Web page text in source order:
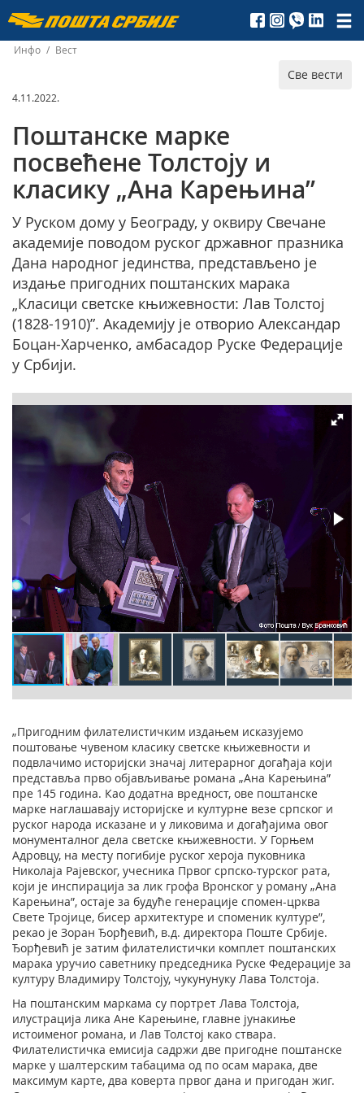
Пошта
Србије
д.о.о.
Инфо / Вест
Све вести
4.11.2022.
Поштанске марке
посвећене Толстоју и
класику „Ана Карењина”
У Руском дому у Београду, у оквиру Свечане
академије поводом руског државног празника
Дана народног јединства, представљено је
издање пригодних поштанских марака
„Класици светске књижевности: Лав Толстој
(1828-1910)”. Академију је отворио Александар
Боцан-Харченко, амбасадор Руске Федерације
у Србији.
„Пригодним филателистичким издањем исказујемо
поштовање чувеном класику светске књижевности и
подвлачимо историјски значај литерарног догађаја који
представља прво објављивање романа „Ана Карењина”
пре 145 година. Као додатна вредност, ове поштанске
марке наглашавају историјске и културне везе српског и
руског народа исказане и у ликовима и догађајима овог
монументалног дела светске књижевности. У Горњем
Адровцу, на месту погибије руског хероја пуковника
Николаја Рајевског, учесника Првог српско-турског рата,
који је инспирација за лик грофа Вронског у роману „Ана
Карењина”, остаје за будуће генерације спомен-црква
Свете Тројице, бисер архитектуре и споменик културе”,
рекао је Зоран Ђорђевић, в.д. директора Поште Србије.
Ђорђевић је затим филателистички комплет поштанских
марака уручио саветнику председника Руске Федерације за
културу Владимиру Толстоју, чукунунуку Лава Толстоја.
На поштанским маркама су портрет Лава Толстоја,
илустрација лика Ане Карењине, главне јунакиње
истоименог романа, и Лав Толстој како ствара.
Филателистичка емисија садржи две пригодне поштанске
марке у шалтерским табацима од по осам марака, две
максимум карте, два коверта првог дана и пригодан жиг.